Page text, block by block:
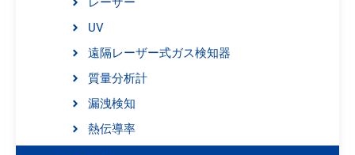
UV
遠隔レーザー式ガス検知器
質量分析計
漏洩検知
熱伝導率